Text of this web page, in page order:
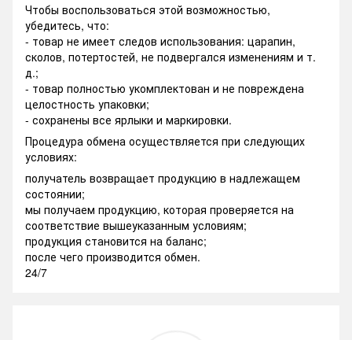
Чтобы воспользоваться этой возможностью,
убедитесь, что:
- товар не имеет следов использования: царапин,
сколов, потертостей, не подвергался изменениям и т.
д.;
- товар полностью укомплектован и не повреждена
целостность упаковки;
- сохранены все ярлыки и маркировки.
Процедура обмена осуществляется при следующих
условиях:
получатель возвращает продукцию в надлежащем
состоянии;
мы получаем продукцию, которая проверяется на
соответствие вышеуказанным условиям;
продукция становится на баланс;
после чего производится обмен.
24/7